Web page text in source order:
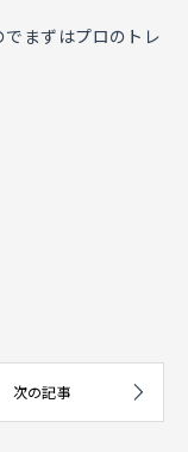
まずはプロのトレ